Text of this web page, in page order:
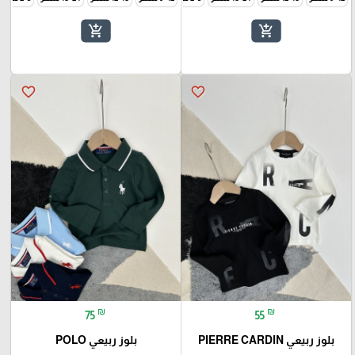
add_shopping_cart
add_shopping_cart
favorite_border
55 ₪
بلوز ربيعي PIERRE CARDIN
favorite_border
75 ₪
بلوز ربيعي POLO